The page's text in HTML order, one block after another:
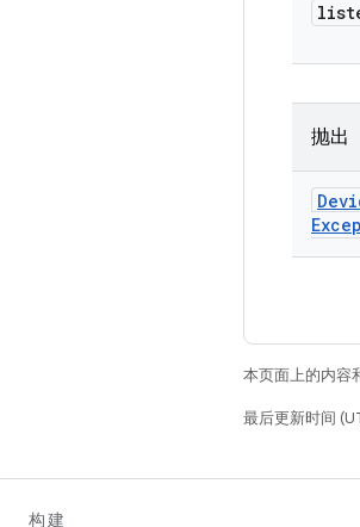
抛出
本页面上的内容
最后更新时间
构建